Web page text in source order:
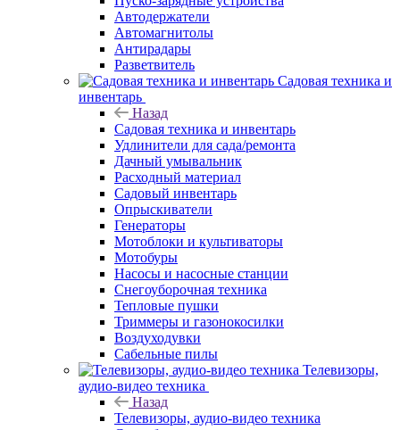
Автодержатели
Автомагнитолы
Антирадары
Разветвитель
Садовая техника и
инвентарь
Назад
Садовая техника и инвентарь
Удлинители для сада/ремонта
Дачный умывальник
Расходный материал
Садовый инвентарь
Опрыскиватели
Генераторы
Мотоблоки и культиваторы
Мотобуры
Насосы и насосные станции
Снегоуборочная техника
Тепловые пушки
Триммеры и газонокосилки
Воздуходувки
Сабельные пилы
Телевизоры,
аудио-видео техника
Назад
Телевизоры, аудио-видео техника